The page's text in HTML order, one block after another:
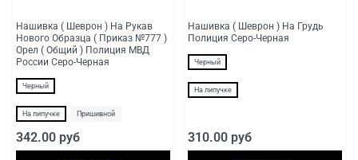
Нашивка ( Шеврон ) На Рукав
Нового Образца ( Приказ №777 )
Орел ( Общий ) Полиция МВД
России Серо-Черная
Черный
На липучке Пришивной
342.00 руб
Нашивка ( Шеврон ) На Грудь
Полиция Серо-Черная
Черный
На липучке
310.00 руб